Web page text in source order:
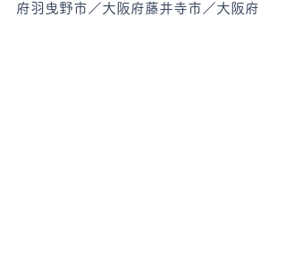
府羽曳野市／大阪府藤井寺市／大阪府